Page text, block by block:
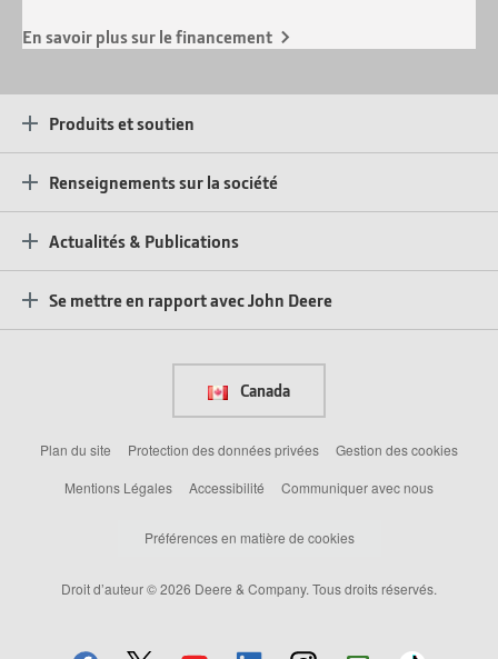
En savoir plus sur le financement
Produits et soutien
Renseignements sur la société
Actualités & Publications
Se mettre en rapport avec John Deere
Canada
Plan du site Protection des données privées
Gestion des cookies
Mentions Légales
Accessibilité Communiquer avec nous
Préférences en matière de cookies
Droit d’auteur © 2026 Deere & Company. Tous droits réservés.